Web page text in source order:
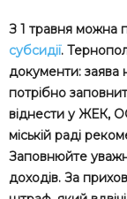
З 1 травня можна
субсидії.
документи: заява
потрібно
віднести у ЖЕК,
міській раді
Заповнюйте
доходів. За